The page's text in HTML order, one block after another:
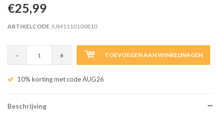
€25,99
ARTIKELCODEJUM1110100810
- + TOEVOEGEN AAN WINKELWAGEN
10% korting met code AUG26
Beschrijving